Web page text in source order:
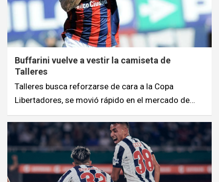
Buffarini vuelve a vestir la camiseta de
Talleres
Talleres busca reforzarse de cara a la Copa
Libertadores, se movió rápido en el mercado de…